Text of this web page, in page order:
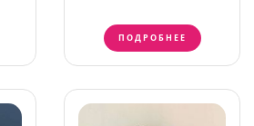
ПОДРОБНЕЕ